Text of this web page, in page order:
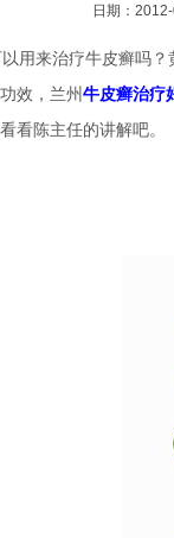
日期：
用来治疗牛皮癣吗？
效，兰州 牛皮癣治疗
看陈主任的讲解吧。